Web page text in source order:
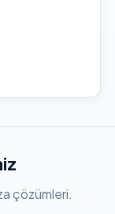
çözümleri.